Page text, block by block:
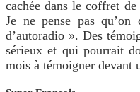
cachée dans le coffret
Je ne pense pas
d’autoradio ». Des
sérieux et qui pourrait
mois à témoigner